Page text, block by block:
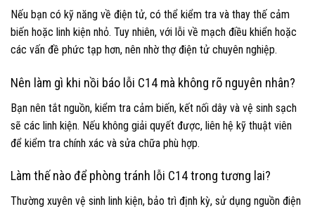
Nếu bạn có kỹ năng về điện tử, có thể kiểm tra và thay thế cảm
biến hoặc linh kiện nhỏ. Tuy nhiên, với lỗi về mạch điều khiển hoặc
các vấn đề phức tạp hơn, nên nhờ thợ điện tử chuyên nghiệp.
Nên làm gì khi nồi báo lỗi C14 mà không rõ nguyên nhân?
Bạn nên tắt nguồn, kiểm tra cảm biến, kết nối dây và vệ sinh sạch
sẽ các linh kiện. Nếu không giải quyết được, liên hệ kỹ thuật viên
để kiểm tra chính xác và sửa chữa phù hợp.
Làm thế nào để phòng tránh lỗi C14 trong tương lai?
Thường xuyên vệ sinh linh kiện, bảo trì định kỳ, sử dụng nguồn điện